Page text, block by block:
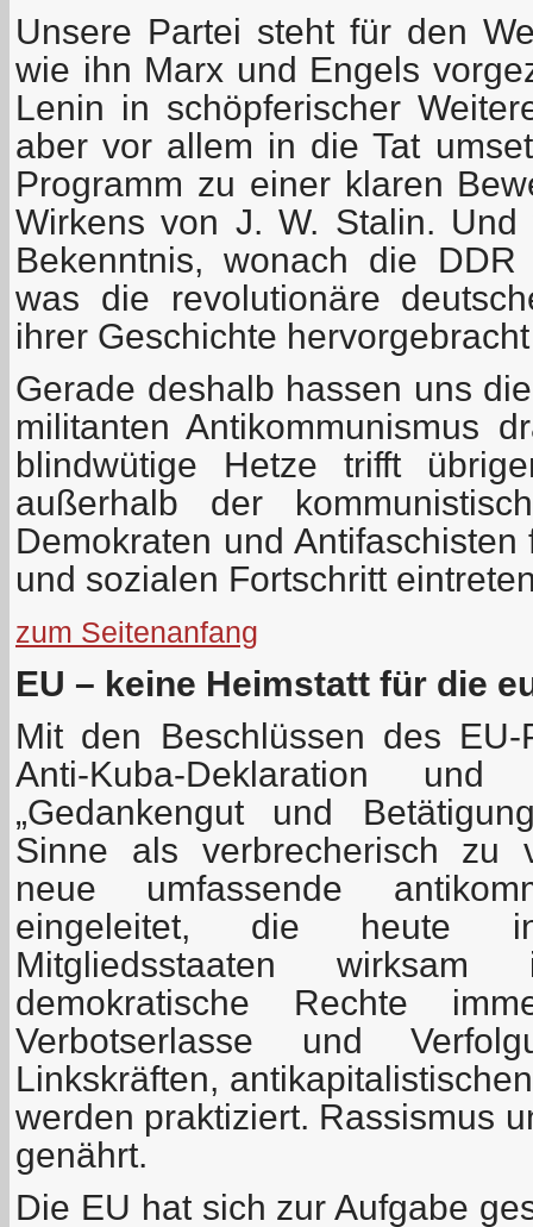
Unsere Partei steht für den
wie ihn Marx und Engels
Lenin in schöpferischer
aber vor allem in die Tat
Programm zu einer klaren
Wirkens von J. W. Stalin.
Bekenntnis, wonach die
was die revolutionäre
ihrer Geschichte
Gerade deshalb hassen uns
militanten Antikommunismus
blindwütige Hetze trifft
außerhalb der
Demokraten und
und sozialen Fortschritt
zum Seitenanfang
EU – keine Heimstatt für die
Mit den Beschlüssen des EU-
Anti-Kuba-Deklaration
„Gedankengut und
Sinne als verbrecherisch zu
neue umfassende
eingeleitet, die heute
Mitgliedsstaaten
demokratische Rechte
Verbotserlasse und
Linkskräften,
werden praktiziert. Rassismus
genährt.
Die EU hat sich zur Aufgabe